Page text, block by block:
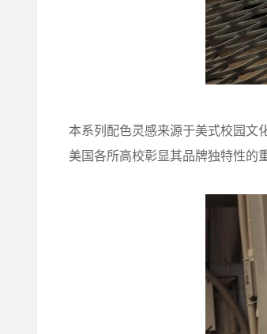
本系列配色灵感来源于美式校园文
美国各所高校彰显其品牌独特性的